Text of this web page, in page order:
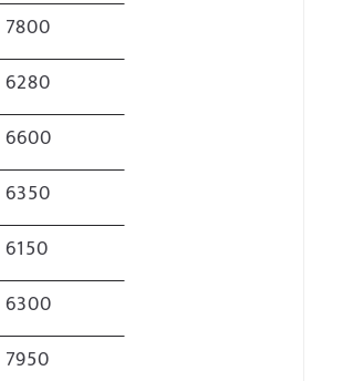
7800
6280
6600
6350
6150
6300
7950